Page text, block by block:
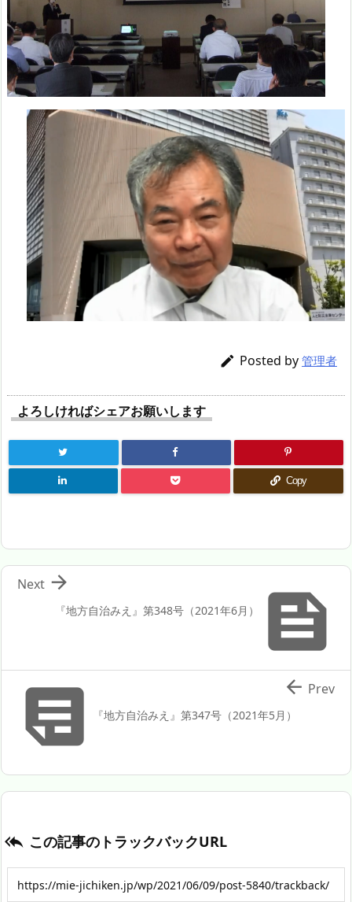
 Posted by 管理者
よろしければシェアお願いします
Copy

『地方自治みえ』第348号（2021年6月）

Next
 『地方自治みえ』第347号（2021年5月）
 Prev
 この記事のトラックバックURL